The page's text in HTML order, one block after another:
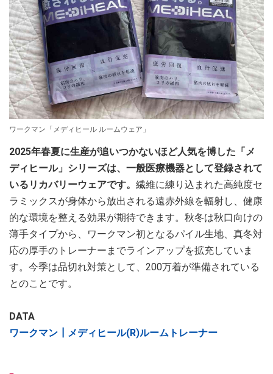
ワークマン「メディヒール ルームウェア」
2025年春夏に生産が追いつかないほど人気を博した「メ
ディヒール」シリーズは、一般医療機器として登録されて
いるリカバリーウェアです。 繊維に練り込まれた高純度セ
ラミックスが身体から放出される遠赤外線を輻射し、健康
的な環境を整える効果が期待できます。秋冬は秋口向けの
薄手タイプから、ワークマン初となるパイル生地、真冬対
応の厚手のトレーナーまでラインアップを拡充していま
す。今季は品切れ対策として、200万着が準備されている
とのことです。
DATA
ワークマン┃メディヒール(R)ルームトレーナー